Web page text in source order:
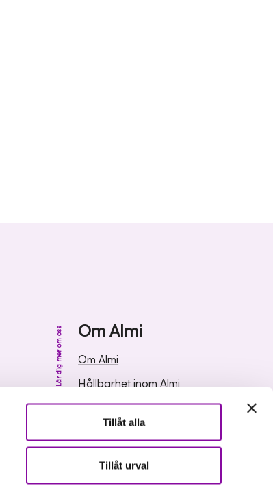
Tillåt alla
Tillåt urval
Om Almi
Lär dig mer om oss
Om Almi
Hållbarhet inom Almi
Organisation
Media och press